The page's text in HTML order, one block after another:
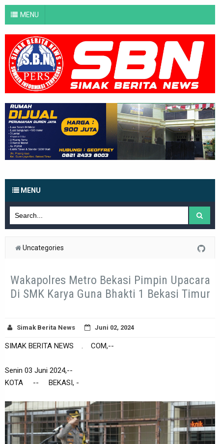
MENU
MENU
Uncategories
Wakapolres Metro Bekasi Pimpin Upacara
Di SMK Karya Guna Bhakti 1 Bekasi Timur
Simak Berita News Juni 02, 2024
SIMAK BERITA NEWS . COM,--
Senin 03 Juni 2024,--
KOTA -- BEKASI, -